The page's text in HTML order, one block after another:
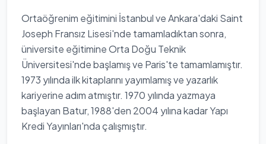
Ortaöğrenim eğitimini İstanbul ve Ankara'daki Saint
Joseph Fransız Lisesi'nde tamamladıktan sonra,
üniversite eğitimine Orta Doğu Teknik
Üniversitesi'nde başlamış ve Paris'te tamamlamıştır.
1973 yılında ilk kitaplarını yayımlamış ve yazarlık
kariyerine adım atmıştır. 1970 yılında yazmaya
başlayan Batur, 1988'den 2004 yılına kadar Yapı
Kredi Yayınları'nda çalışmıştır.